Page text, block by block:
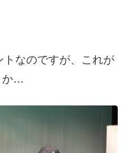
トなのですが、これが
か…